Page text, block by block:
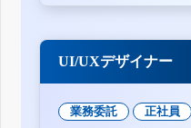
UI/UXデザイナー
業務委託 正社員